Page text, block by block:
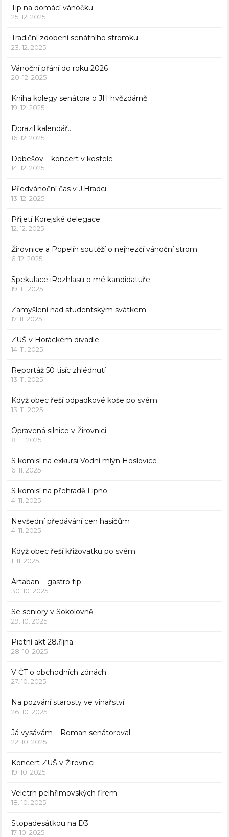
Tip na domácí vánočku
25. 12. 2025
Tradiční zdobení senátního stromku
23. 12. 2025
Vánoční přání do roku 2026
20. 12. 2025
Kniha kolegy senátora o JH hvězdárně
19. 12. 2025
Dorazil kalendář…
16. 12. 2025
Dobešov – koncert v kostele
14. 12. 2025
Předvánoční čas v J.Hradci
13. 12. 2025
Přijetí Korejské delegace
12. 12. 2025
Žirovnice a Popelín soutěží o nejhezčí vánoční strom
6. 12. 2025
Spekulace iRozhlasu o mé kandidatuře
19. 11. 2025
Zamyšlení nad studentským svátkem
17. 11. 2025
ZUŠ v Horáckém divadle
14. 11. 2025
Reportáž 50 tisíc zhlédnutí
13. 11. 2025
Když obec řeší odpadkové koše po svém
13. 11. 2025
Opravená silnice v Žirovnici
8. 11. 2025
S komisí na exkursi Vodní mlýn Hoslovice
6. 11. 2025
S komisí na přehradě Lipno
4. 11. 2025
Nevšední předávání cen hasičům
4. 11. 2025
Když obec řeší křižovatku po svém
1. 11. 2025
Artaban – gastro tip
30. 10. 2025
Se seniory v Sokolovně
29. 10. 2025
Pietní akt 28.října
28. 10. 2025
V ČT o obchodních zónách
27. 10. 2025
Na pozvání starosty ve vinařství
26. 10. 2025
Já vysávám – Roman senátoroval
22. 10. 2025
Koncert ZUŠ v Žirovnici
19. 10. 2025
Veletrh pelhřimovských firem
18. 10. 2025
Stopadesátkou na D3
17. 10. 2025